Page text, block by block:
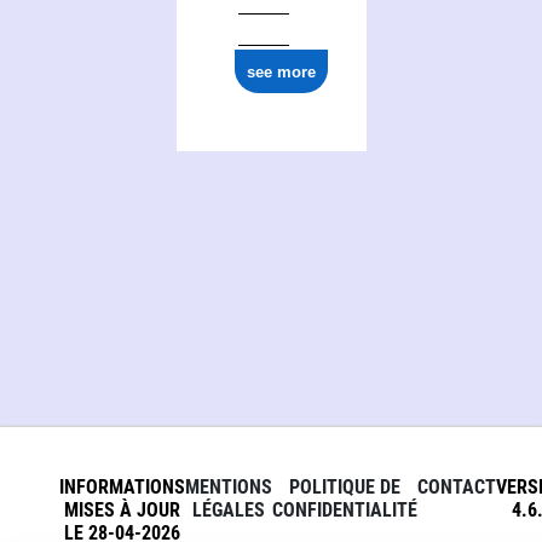
see more
INFORMATIONS
MISES À JOUR
LE 28-04-2026
MENTIONS
LÉGALES
POLITIQUE DE
CONFIDENTIALITÉ
CONTACT